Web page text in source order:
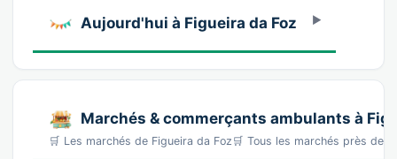
Aujourd'hui à Figueira da Foz
Marchés & commerçants ambulants à
🛒 Les marchés de Figueira da Foz🛒 Tous les marchés près de